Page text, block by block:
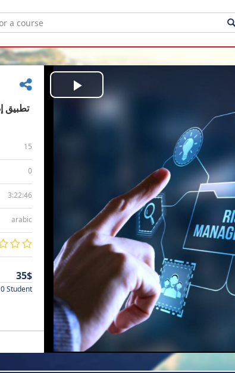
15
0
3:22:46
arabic
35$
0 Student
Play
Video